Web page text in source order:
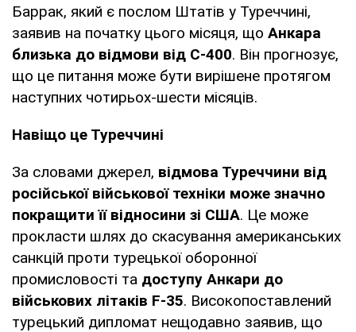
Баррак, який є послом Штатів у Туреччині,
заявив на початку цього місяця, що Анкара
близька до відмови від С-400. Він прогнозує,
що це питання може бути вирішене протягом
наступних чотирьох-шести місяців.
Навіщо це Туреччині
За словами джерел, відмова Туреччини від
російської військової техніки може значно
покращити її відносини зі США. Це може
прокласти шлях до скасування американських
санкцій проти турецької оборонної
промисловості та доступу Анкари до
військових літаків F-35. Високопоставлений
турецький дипломат нещодавно заявив, що